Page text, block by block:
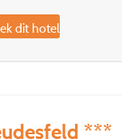
dit hotel
***